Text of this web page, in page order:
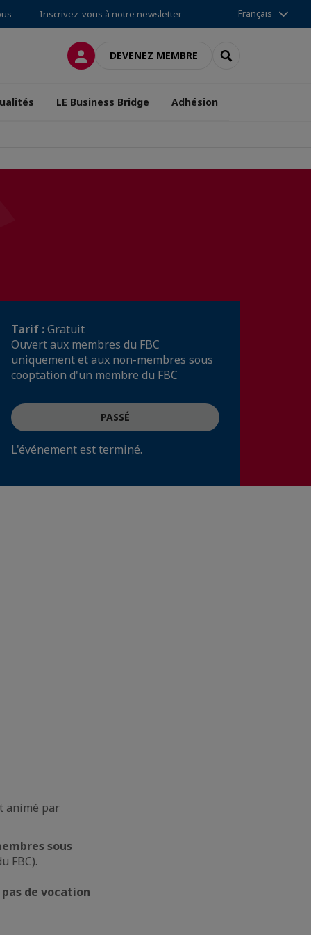
Inscrivez-vous à notre newsletter Français
CONNEXIONDEVENEZ MEMBRE RECHERCHER
LE Business Bridge Adhésion
Tarif :Gratuit
Ouvert aux membres du FBC
uniquement et aux non-membres sous
cooptation d'un membre du FBC
PASSÉ
L'événement est terminé.
animé par
sous
FBC).
pas de vocation